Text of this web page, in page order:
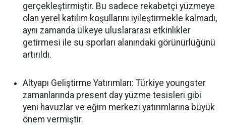
gerçekleştirmiştir. Bu sadece rekabetçi yüzmeye
olan yerel katılım koşullarını iyileştirmekle kalmadı,
aynı zamanda ülkeye uluslararası etkinlikler
getirmesi ile su sporları alanındaki görünürlüğünü
artırıldı.
Altyapı Geliştirme Yatırımları: Türkiye youngster
zamanlarında present day yüzme tesisleri gibi
yeni havuzlar ve eğim merkezi yatırımlarına büyük
önem vermiştir.